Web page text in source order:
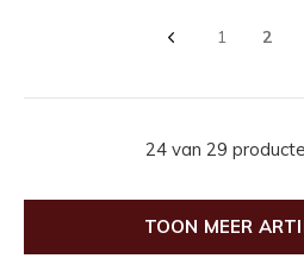
1 2
24 van 29
TOON MEER